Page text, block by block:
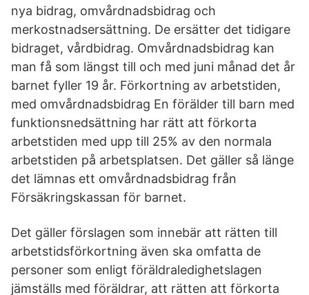
nya bidrag, omvårdnadsbidrag och
merkostnadsersättning. De ersätter det tidigare
bidraget, vårdbidrag. Omvårdnadsbidrag kan
man få som längst till och med juni månad det år
barnet fyller 19 år. Förkortning av arbetstiden,
med omvårdnadsbidrag En förälder till barn med
funktionsnedsättning har rätt att förkorta
arbetstiden med upp till 25% av den normala
arbetstiden på arbetsplatsen. Det gäller så länge
det lämnas ett omvårdnadsbidrag från
Försäkringskassan för barnet.
Det gäller förslagen som innebär att rätten till
arbetstidsförkortning även ska omfatta de
personer som enligt föräldraledighetslagen
jämställs med föräldrar, att rätten att förkorta